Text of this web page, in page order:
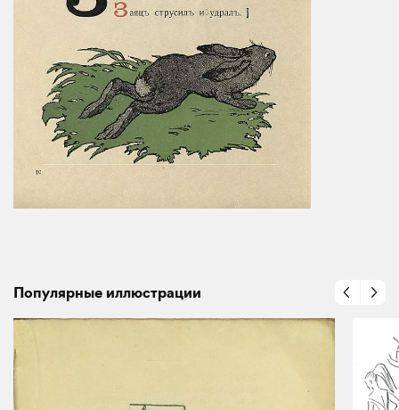
Популярные иллюстрации